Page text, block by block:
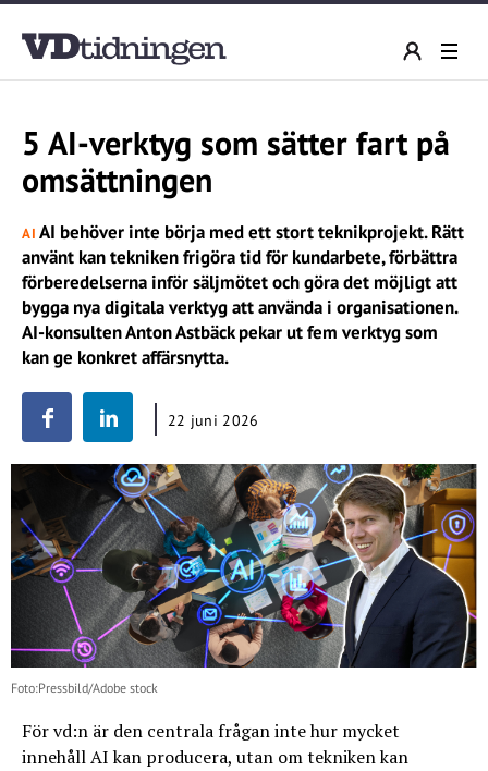
5 AI-verktyg som sätter fart på
omsättningen
AI AI behöver inte börja med ett stort teknikprojekt. Rätt
använt kan tekniken frigöra tid för kundarbete, förbättra
förberedelserna inför säljmötet och göra det möjligt att
bygga nya digitala verktyg att använda i organisationen.
AI-konsulten Anton Astbäck pekar ut fem verktyg som
kan ge konkret affärsnytta.
22 juni 2026
Foto:Pressbild/Adobe stock
För vd:n är den centrala frågan inte hur mycket
innehåll AI kan producera, utan om tekniken kan